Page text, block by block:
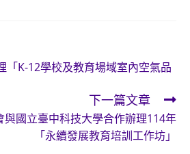
「K-12學校及教育場域室內空氣品
下一篇文章
與國立臺中科技大學合作辦理114年
「永續發展教育培訓工作坊」